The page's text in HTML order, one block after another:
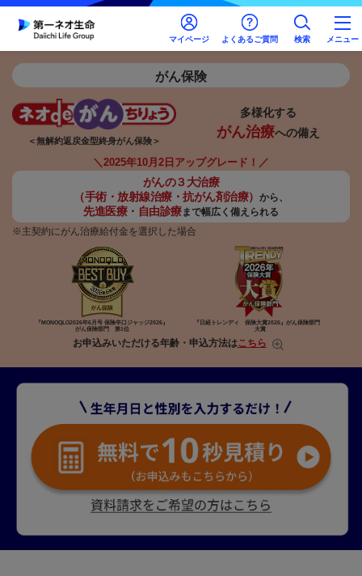
マイページ よくあるご質問 検索 メニュー
がん保険
＜無解約返戻金型終身がん保険＞
多様化する
がん治療への備え
＼2025年10月2日アップグレード！／
がんの３大治療
（手術・放射線治療・抗がん剤治療） から、
先進医療・自由診療まで幅広く備えられる
※主契約にがん治療給付金を選択した場合
『MONOQLO2026年6月号保険辛口ジャッジ2026』
がん保険部門 第1位
『日経トレンディ 保険大賞2026』がん保険部門
大賞
お申込みいただける年齢・申込方法はこちら